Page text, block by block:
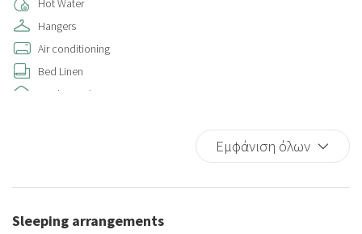
Hot Water
Hangers
Air conditioning
Bed Linen
Single Level Home
Microwave
Wi-Fi
Εμφάνιση όλων
Sleeping arrangements